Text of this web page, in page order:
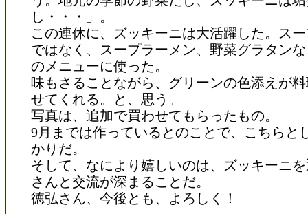
し・・・」。
この連休に、ズッキーニは大活躍した。ス
ではなく、スープラーメン、野菜グラタン
のメニューに使った。
味もさることながら、グリーンの色添えが
せてくれる。と、思う。
写真は、追加で買わせてもらったもの。
9月までは作っているとのことで、こちらと
かりだ。
そして、なにより嬉しいのは、ズッキーニ
さんと交流が深まることだ。
徳弘さん、今後とも、よろしく！